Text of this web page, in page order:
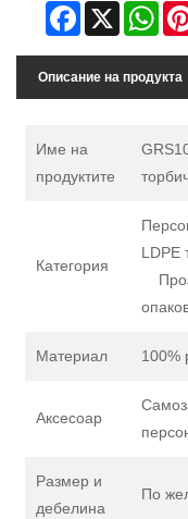
Facebook
X
Описание на продукта
Име на
продуктите
Категория
LDPE
Материал 100%
Аксесоар
Размер и
дебелина
По